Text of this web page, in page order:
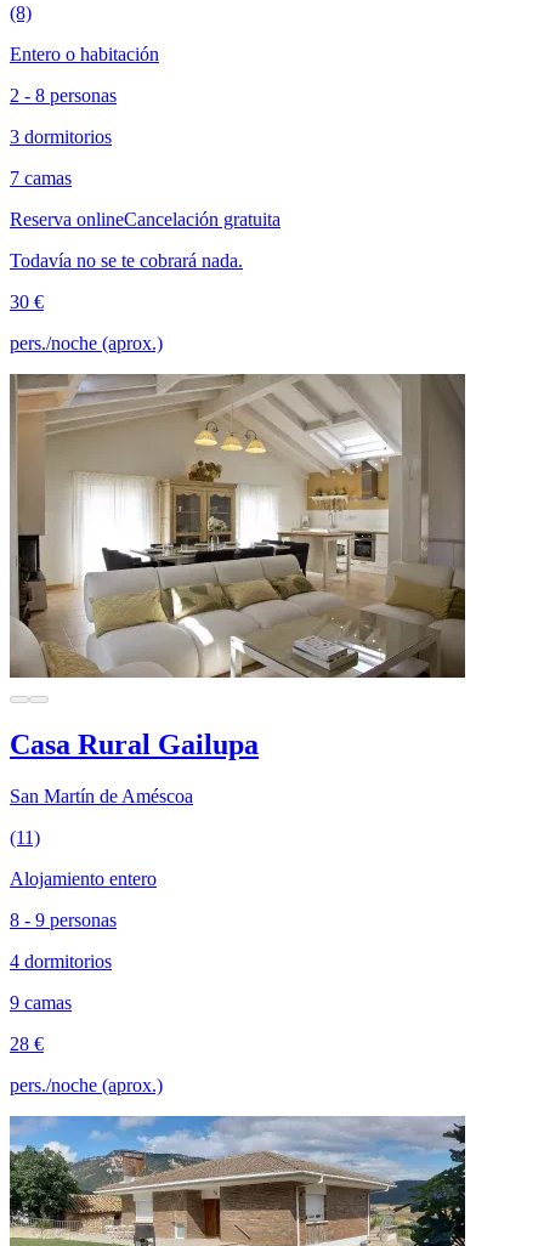
(8)
Entero o habitación
2 - 8 personas
3 dormitorios
7 camas
Reserva onlineCancelación gratuita
Todavía no se te cobrará nada.
30 €
pers./noche (aprox.)
Casa Rural Gailupa
San Martín de Améscoa
(11)
Alojamiento entero
8 - 9 personas
4 dormitorios
9 camas
28 €
pers./noche (aprox.)